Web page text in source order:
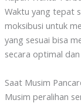
Waktu yang tepat
moksibusi untuk
yang sesuai bisa
secara optimal
Saat Musim
Musim peralihan